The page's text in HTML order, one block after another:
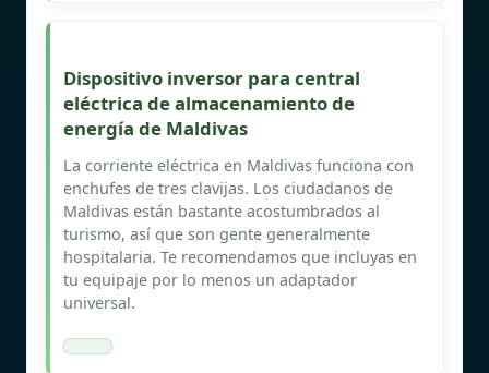
Dispositivo inversor para central
eléctrica de almacenamiento de
energía de Maldivas
La corriente eléctrica en Maldivas funciona con
enchufes de tres clavijas. Los ciudadanos de
Maldivas están bastante acostumbrados al
turismo, así que son gente generalmente
hospitalaria. Te recomendamos que incluyas en
tu equipaje por lo menos un adaptador
universal.